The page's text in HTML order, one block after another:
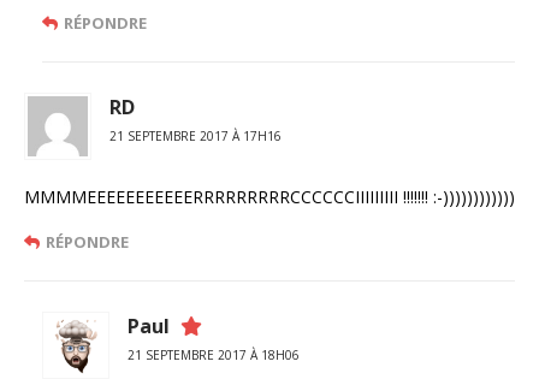
RÉPONDRE
RD
21 SEPTEMBRE 2017 À 17H16
MMMMEEEEEEEEEEERRRRRRRRRCCCCCCIIIIIIIII !!!!!!! :-))))))))))))
RÉPONDRE
Paul
21 SEPTEMBRE 2017 À 18H06